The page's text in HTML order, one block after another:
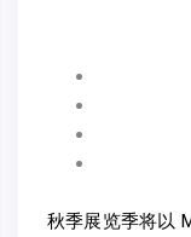
秋季展览季将以